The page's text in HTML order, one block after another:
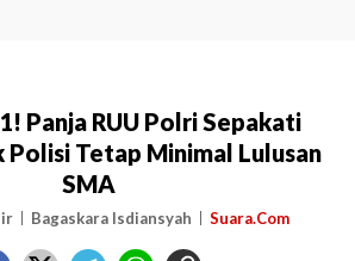
Panja RUU Polri Sepakati
Polisi Tetap Minimal Lulusan
SMA
Bagaskara Isdiansyah Suara.Com